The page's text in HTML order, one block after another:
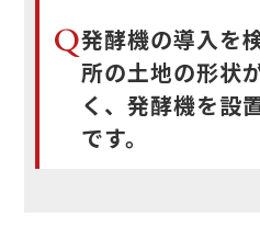
Q発酵機の導入を
所の土地の形状
く、発酵機を設
です。